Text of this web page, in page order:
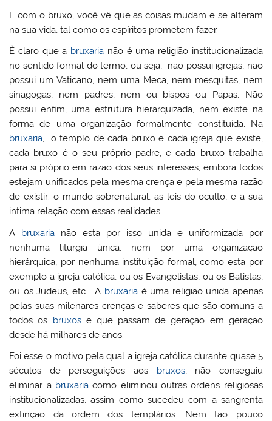
E com o bruxo, você vê que as coisas mudam e se alteram
na sua vida, tal como os espíritos prometem fazer.
È claro que a bruxaria não é uma religião institucionalizada
no sentido formal do termo, ou seja, não possui igrejas, não
possui um Vaticano, nem uma Meca, nem mesquitas, nem
sinagogas, nem padres, nem ou bispos ou Papas. Não
possui enfim, uma estrutura hierarquizada, nem existe na
forma de uma organização formalmente constituída. Na
bruxaria, o templo de cada bruxo é cada igreja que existe,
cada bruxo é o seu próprio padre, e cada bruxo trabalha
para si próprio em razão dos seus interesses, embora todos
estejam unificados pela mesma crença e pela mesma razão
de existir: o mundo sobrenatural, as leis do oculto, e a sua
intima relação com essas realidades.
A bruxaria não esta por isso unida e uniformizada por
nenhuma liturgia única, nem por uma organização
hierárquica, por nenhuma instituição formal, como esta por
exemplo a igreja católica, ou os Evangelistas, ou os Batistas,
ou os Judeus, etc…. A bruxaria é uma religião unida apenas
pelas suas milenares crenças e saberes que são comuns a
todos os bruxose que passam de geração em geração
desde há milhares de anos.
Foi esse o motivo pela qual a igreja católica durante quase 5
séculos de perseguições aos bruxos, não conseguiu
eliminar a bruxariacomo eliminou outras ordens religiosas
institucionalizadas, assim como sucedeu com a sangrenta
extinção da ordem dos templários. Nem tão pouco